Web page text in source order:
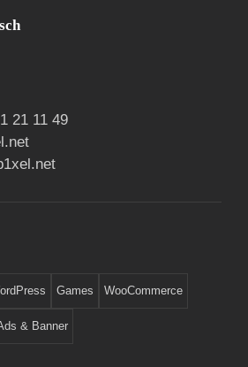
21 11 49
Games WooCommerce
& Banner